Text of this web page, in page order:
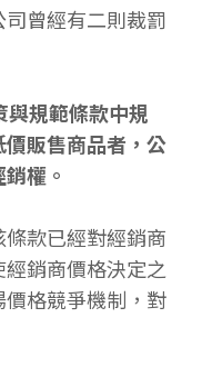
曾經有二則裁罰
與規範條款中規
販售商品者，公
權。
款已經對經銷商
銷商價格決定之
格競爭機制，對